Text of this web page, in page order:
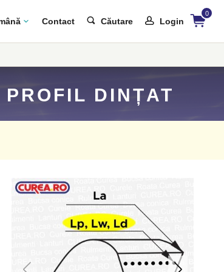
Contact Căutare Login
0
DINȚAT